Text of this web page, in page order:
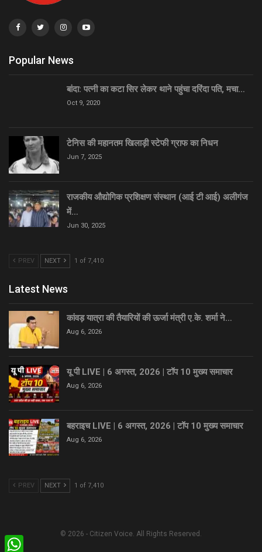
Popular News
बांदा: पत्नी का कटा सिर लेकर थाने पहुंचा दरिंदा पति, मचा…
Oct 9, 2020
टेनिस की महानतम खिलाड़ी स्टेफी ग्राफ का निधन
Jun 7, 2025
राजकीय औद्योगिक प्रशिक्षण संस्थान (आई टी आई) अलीगंज
में…
Jun 30, 2025
PREV NEXT 1 of 7,410
Latest News
कांवड़ यात्रा की तैयारियों की ऊर्जा मंत्री ए.के. शर्मा ने…
Aug 6, 2026
यू पी LIVE | 6 अगस्त, 2026 | टॉप 10 मुख्य समाचार
Aug 6, 2026
बहराइच LIVE | 6 अगस्त, 2026 | टॉप 10 मुख्य समाचार
Aug 6, 2026
PREV NEXT 1 of 7,410
© 2026 - Citizen Voice. All Rights Reserved.